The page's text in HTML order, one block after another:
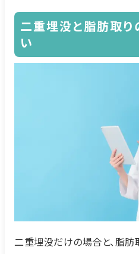
二重埋没と脂肪取り
い
二重埋没だけの場合と、脂肪